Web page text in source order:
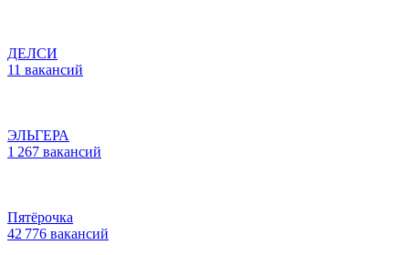
ДЕЛСИ
11 вакансий
ЭЛЬГЕРА
1 267 вакансий
Пятёрочка
42 776 вакансий